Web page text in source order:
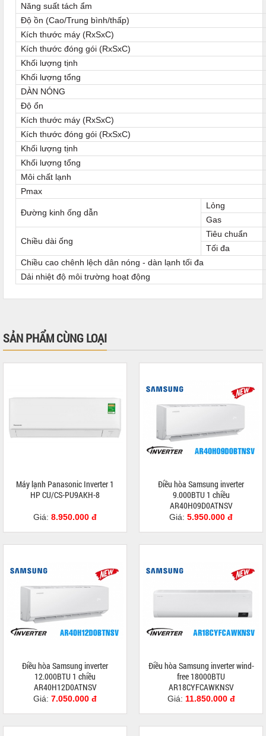
Năng suất tách ẩm
Độ ồn (Cao/Trung bình/thấp)
Kích thước máy (RxSxC)
Kích thước đóng gói (RxSxC)
Khối lượng tịnh
Khối lượng tổng
DÀN NÓNG
Độ ổn
Kích thước máy (RxSxC)
Kích thước đóng gói (RxSxC)
Khối lượng tịnh
Khối lượng tổng
Môi chất lạnh
Pmax
Đường kinh ống dẫn
Lỏng
Gas
Chiều dài ống
Tiêu chuẩn
Tối đa
Chiều cao chênh lệch dân nóng - dàn lạnh tối đa
Dải nhiệt độ môi trường hoạt động
SẢN PHẨM CÙNG LOẠI
Máy lạnh Panasonic Inverter 1
HP CU/CS-PU9AKH-8
Giá: 8.950.000 đ
Điều hòa Samsung inverter
9.000BTU 1 chiều
AR40H09D0ATNSV
Giá: 5.950.000 đ
Điều hòa Samsung inverter
12.000BTU 1 chiều
AR40H12D0ATNSV
Giá: 7.050.000 đ
Điều hòa Samsung inverter wind-
free 18000BTU
AR18CYFCAWKNSV
Giá: 11.850.000 đ